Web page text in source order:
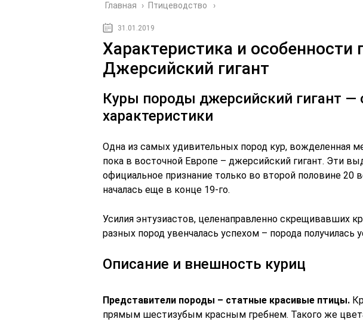
Главная › Птицеводство
31.01.2019
Характеристика и особенности
Джерсийский гигант
Куры породы джерсийский гигант —
характеристики
Одна из самых удивительных пород кур, вожделенная
пока в восточной Европе – джерсийский гигант. Эти
официальное признание только во второй половине 20
началась еще в конце 19-го.
Усилия энтузиастов, целенаправленно скрещивавших
разных пород увенчалась успехом – порода получилась
Описание и внешность куриц
Представители породы – статные красивые птицы.
прямым шестизубым красным гребнем. Такого же